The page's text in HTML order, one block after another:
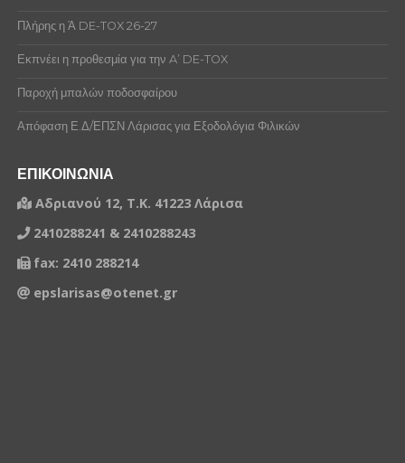
Πλήρης η Ά DE-TOX 26-27
Εκπνέει η προθεσμία για την A’ DE-TOX
Παροχή μπαλών ποδοσφαίρου
Απόφαση Ε.Δ/ΕΠΣΝ Λάρισας για Εξοδολόγια Φιλικών
ΕΠΙΚΟΙΝΩΝΙΑ
Αδριανού 12, Τ.Κ. 41223 Λάρισα
2410288241 & 2410288243
fax: 2410 288214
epslarisas@otenet.gr